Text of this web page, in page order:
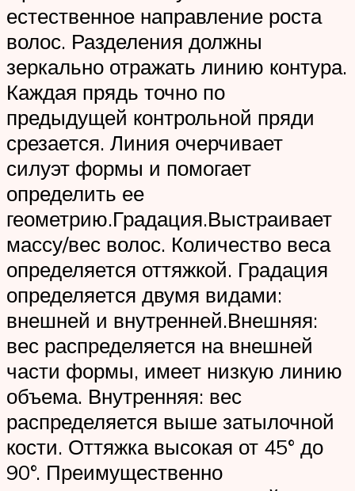
естественное направление роста
волос. Разделения должны
зеркально отражать линию контура.
Каждая прядь точно по
предыдущей контрольной пряди
срезается. Линия очерчивает
силуэт формы и помогает
определить ее
геометрию.Градация.Выстраивает
массу/вес волос. Количество веса
определяется оттяжкой. Градация
определяется двумя видами:
внешней и внутренней.Внешняя:
вес распределяется на внешней
части формы, имеет низкую линию
объема. Внутренняя: вес
распределяется выше затылочной
кости. Оттяжка высокая от 45° до
90°. Преимущественно